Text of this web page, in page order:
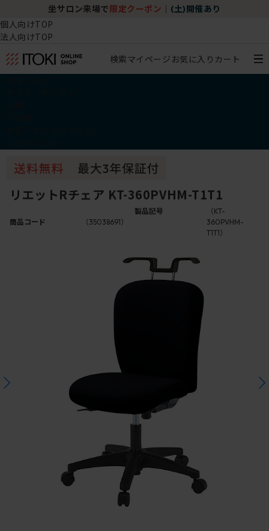
坐サロン来場で 限定クーポン (土)開催あり
個人向けTOP
法人向けTOP
検索マイページ お気に入り カート
リエットRチェア KT-360PVHM-T1T1
商品コード （35038691）
製品記号
（KT-
360PVHM-
T1T1）